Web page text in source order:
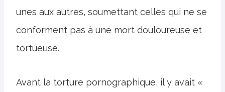
unes aux autres, soumettant celles qui ne se
conforment pas à une mort douloureuse et
tortueuse.
Avant la torture pornographique, il y avait «